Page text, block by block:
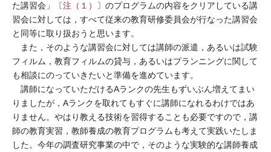
た講習会」〔注（１）
〕のプログラムの内容をクリアしている講
習会に対しては，すべて従来の教育研修委員会が行なった講習会
と同等に取り扱おうと思います。
また，そのような講習会に対しては講師の派遣，あるいは試験
フィルム，教育フィルムの貸与，あるいはプランニングに関して
も相談にのっていきたいと準備を進めています。
講師になっていただけるAランクの先生もずいぶん増えてまい
りましたが，Aランクを取れてもすぐに講師になれるわけではあ
りません。やはり教える技術を習得することも必要ですので，講
師の教育実習，教師養成の教育プログラムも考えて実践いたしま
した。今年の調査研究事業の中で，そのような実験的な講師養成